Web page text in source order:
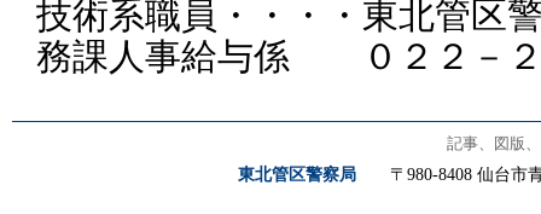
技術系職員・・・・東北管区
務課人事給与係 ０２２－２
記事、図版
東北管区警察局 〒980-8408 仙台市